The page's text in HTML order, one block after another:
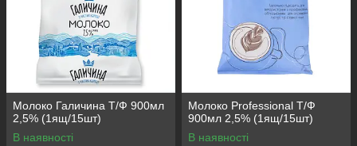
Молоко Галичина Т/Ф 900мл
2,5% (1ящ/15шт)
В наявності
Молоко Professional Т/Ф
900мл 2,5% (1ящ/15шт)
В наявності